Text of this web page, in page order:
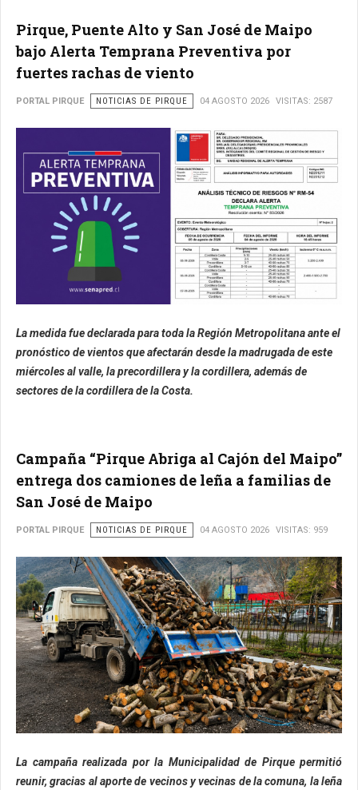
Pirque, Puente Alto y San José de Maipo
bajo Alerta Temprana Preventiva por
fuertes rachas de viento
PORTAL PIRQUE NOTICIAS DE PIRQUE 04 AGOSTO 2026 VISITAS: 2587
La medida fue declarada para toda la Región Metropolitana ante el
pronóstico de vientos que afectarán desde la madrugada de este
miércoles al valle, la precordillera y la cordillera, además de
sectores de la cordillera de la Costa.
Campaña “Pirque Abriga al Cajón del Maipo”
entrega dos camiones de leña a familias de
San José de Maipo
PORTAL PIRQUE NOTICIAS DE PIRQUE 04 AGOSTO 2026 VISITAS: 959
La campaña realizada por la Municipalidad de Pirque permitió
reunir, gracias al aporte de vecinos y vecinas de la comuna, la leña